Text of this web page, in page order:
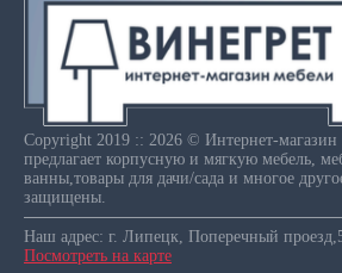
Copyright 2019 :: 2026 © Интернет-магазин
предлагает корпусную и мягкую мебель,
ванны,товары для дачи/сада и многое
защищены.
Наш адрес: г. Липецк, Поперечный
Посмотреть на карте